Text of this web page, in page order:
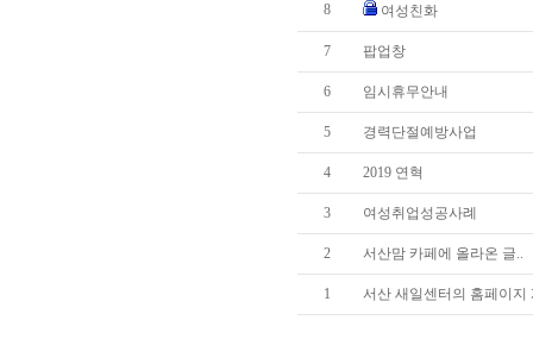
8 여성친화
7 팝업창
6 임시휴무안내
5 경력단절예방사업
4 2019 연혁
3 여성취업성공사례
2 서산맘 카페에 올라온 글..
1 서산 새일센터의 홈페이